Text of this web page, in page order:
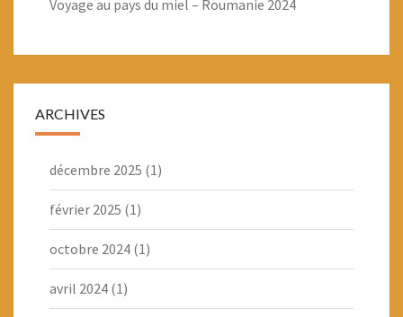
Voyage au pays du miel – Roumanie 2024
ARCHIVES
décembre 2025 (1)
février 2025 (1)
octobre 2024 (1)
avril 2024 (1)